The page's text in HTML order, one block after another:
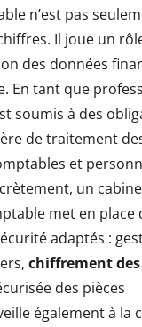
n’est pas
Il joue un
des données
En tant que
soumis à des
de traitement
et
un
met en place
adaptés :
chiffrement des
des pièces
également à la